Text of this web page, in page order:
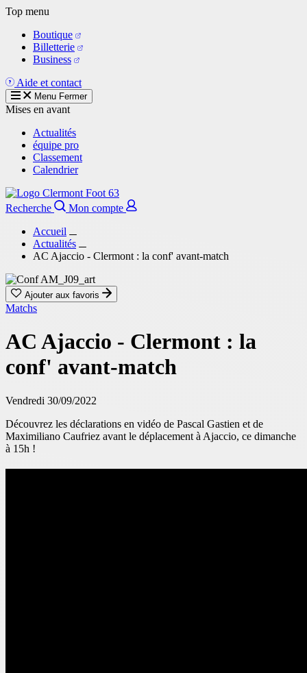
Aller
contenu
principal
Top menu
Boutique
Billetterie
Business
Aide et contact
Menu Fermer
Mises en avant
Actualités
équipe pro
Classement
Calendrier
Recherche
Mon compte
Accueil
Actualités
AC Ajaccio - Clermont : la conf' avant-match
Ajouter aux favoris
Matchs
AC Ajaccio - Clermont : la
conf' avant-match
Vendredi 30/09/2022
Découvrez les déclarations en vidéo de Pascal Gastien et de
Maximiliano Caufriez avant le déplacement à Ajaccio, ce dimanche
à 15h !